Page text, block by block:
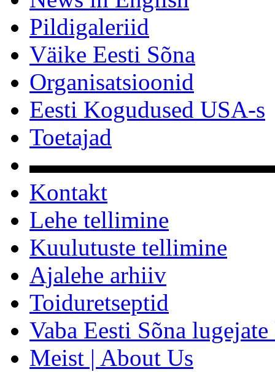
Pildigaleriid
Väike Eesti Sõna
Organisatsioonid
Eesti Kogudused USA-s
Toetajad
Kontakt
Lehe tellimine
Kuulutuste tellimine
Ajalehe arhiiv
Toiduretseptid
Vaba Eesti Sõna
Meist | About Us